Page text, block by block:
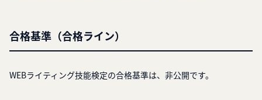
合格基準（合格ライン）
WEBライティング技能検定の合格基準は、非公開です。